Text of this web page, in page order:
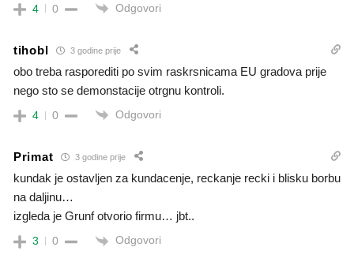
4 0 Odgovori
tihobl 3 godine prije
obo treba rasporediti po svim raskrsnicama EU gradova prije
nego sto se demonstacije otrgnu kontroli.
4 0 Odgovori
Primat 3 godine prije
kundak je ostavljen za kundacenje, reckanje recki i blisku borbu
na daljinu…
izgleda je Grunf otvorio firmu… jbt..
3 0 Odgovori